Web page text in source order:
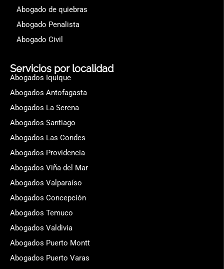
Abogado de quiebras
Abogado Penalista
Abogado Civil
Servicios por localidad
Abogados Iquique
Abogados Antofagasta
Abogados La Serena
Abogados Santiago
Abogados Las Condes
Abogados Providencia
Abogados Viña del Mar
Abogados Valparaíso
Abogados Concepción
Abogados Temuco
Abogados Valdivia
Abogados Puerto Montt
Abogados Puerto Varas